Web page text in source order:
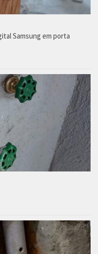
Samsung em porta